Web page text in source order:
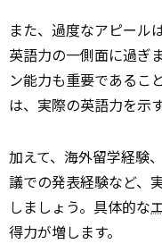
また、過度なアピール
英語力の一側面に過ぎ
ン能力も重要であるこ
は、実際の英語力を示
加えて、海外留学経験
議での発表経験など、
しましょう。具体的な
得力が増します。